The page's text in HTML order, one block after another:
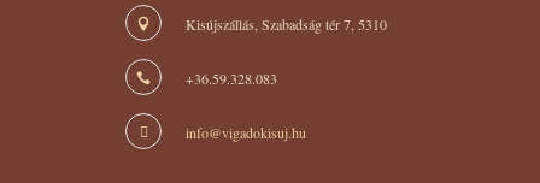
Kisújszállás, Szabadság tér 7, 5310
+36.59.328.083
info@vigadokisuj.hu